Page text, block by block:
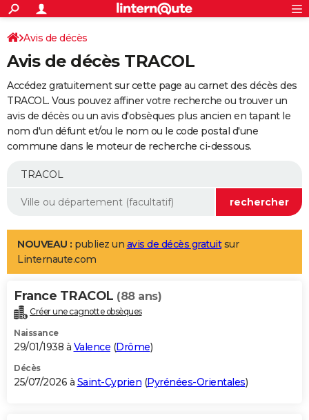
ACTUALITÉS
Politique
Société
Faits Divers
Education
Monde
Villes
+
SPORT
Coupe du monde 2026
Football
Tennis
Cyclisme
Rugby
Forum
Programme TV
TNT
Streaming
Cinéma
Sorties cinéma
Musique
+
FINANCE
Retraite
Epargne
Immobilier
Risques naturels par ville
Banque
Assurance
AUTO
Essais
Réserver un essai
Citadines
Berlines
SUV
Forum auto
+
Mobiles
Meilleur smartphone
Internet
Ordinateurs
Jeux vidéo
Guide high-tech
Aménagement intérieur
LIFESTYLE
Art de vivre
Bien-être
Loisirs
Mode
Modes de vie
Alimentation
Guide de la santé
Maladies
Médicaments
Sommeil
VOYAGE
Destinations
City break
Voyage nature
Voyage de noces
Forum
Climat
+PHOTO
GUIDES D'ACHAT
BONS PLANS
Avis de décès
Avis de décès TRACOL
Accédez gratuitement sur cette page au carnet des décès des
TRACOL. Vous pouvez affiner votre recherche ou trouver un
avis de décès ou un avis d'obsèques plus ancien en tapant le
nom d'un défunt et/ou le nom ou le code postal d'une
commune dans le moteur de recherche ci-dessous.
NOUVEAU : publiez un avis de décès gratuitsur
Linternaute.com
France TRACOL (88 ans)
Créer une cagnotte obsèques
Naissance
29/01/1938 à Valence (Drôme)
Décès
25/07/2026 à Saint-Cyprien (Pyrénées-Orientales)